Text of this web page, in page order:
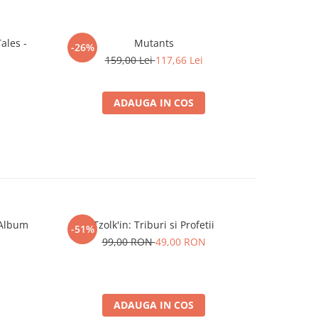
- -26%
Mutants
159,00 Lei117,66 Lei
ADAUGA IN COS
-51%Tzolk'in: Triburi si Profetii
99,00 RON49,00 RON
ADAUGA IN COS